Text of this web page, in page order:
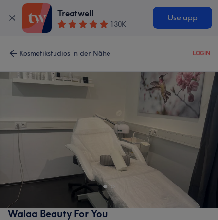
Treatwell
130K
Use app
Kosmetikstudios in der Nähe LOGIN
Walaa Beauty For You